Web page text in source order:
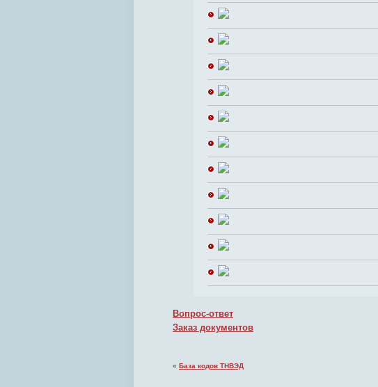
Вопрос-ответ
Заказ документов
« База кодов ТНВЭД